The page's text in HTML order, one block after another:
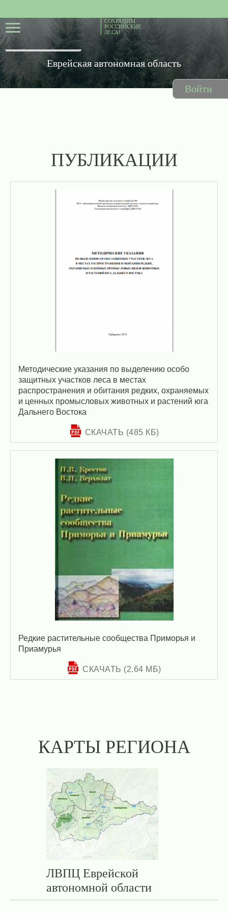
Еврейская автономная область
ПУБЛИКАЦИИ
Методические указания по выделению особо
защитных участков леса в местах
распространения и обитания редких, охраняемых
и ценных промысловых животных и растений юга
Дальнего Востока
СКАЧАТЬ (485 КБ)
Редкие растительные сообщества Приморья и
Приамурья
СКАЧАТЬ (2.64 МБ)
КАРТЫ РЕГИОНА
ЛВПЦ Еврейской
автономной области
Войти
СОХРАНИМ
РОССИЙСКИЕ
ЛЕСА!